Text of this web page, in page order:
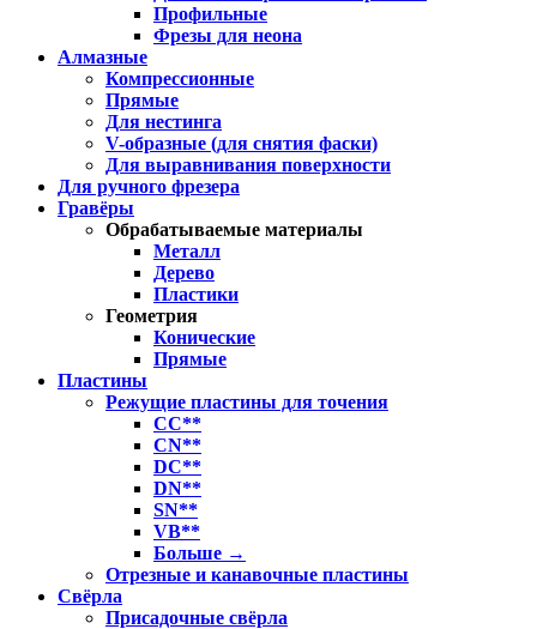
Профильные
Фрезы для неона
Алмазные
Компрессионные
Прямые
Для нестинга
V-образные (для снятия фаски)
Для выравнивания поверхности
Для ручного фрезера
Гравёры
Обрабатываемые материалы
Металл
Дерево
Пластики
Геометрия
Конические
Прямые
Пластины
Режущие пластины для точения
CC**
CN**
DC**
DN**
SN**
VB**
Больше →
Отрезные и канавочные пластины
Свёрла
Присадочные свёрла